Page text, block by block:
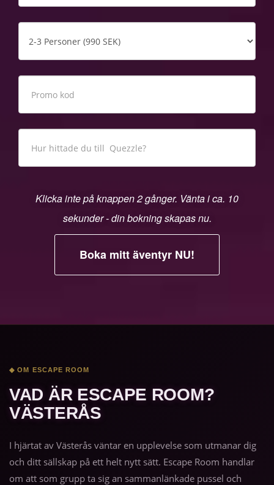
Klicka inte på knappen 2 gånger. Vänta i ca. 10
sekunder - din bokning skapas nu.
◆ OM ESCAPE ROOM
VAD ÄR ESCAPE ROOM?
VÄSTERÅS
I hjärtat av Västerås väntar en upplevelse som utmanar dig
och ditt sällskap på ett helt nytt sätt. Escape Room handlar
om att som grupp ta sig an sammanlänkade pussel och